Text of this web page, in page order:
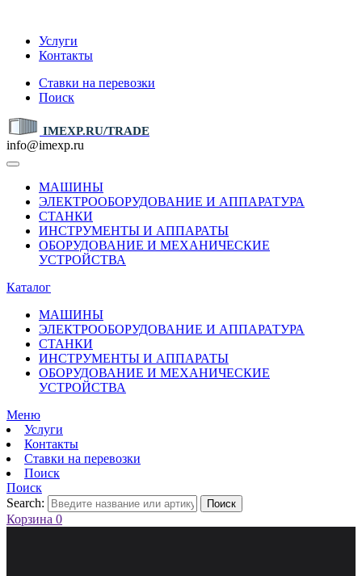
Услуги
Контакты
Ставки на перевозки
Поиск
IMEXP.RU/TRADE
info@imexp.ru
МАШИНЫ
ЭЛЕКТРООБОРУДОВАНИЕ И АППАРАТУРА
СТАНКИ
ИНСТРУМЕНТЫ И АППАРАТЫ
ОБОРУДОВАНИЕ И МЕХАНИЧЕСКИЕ
УСТРОЙСТВА
Каталог
МАШИНЫ
ЭЛЕКТРООБОРУДОВАНИЕ И АППАРАТУРА
СТАНКИ
ИНСТРУМЕНТЫ И АППАРАТЫ
ОБОРУДОВАНИЕ И МЕХАНИЧЕСКИЕ
УСТРОЙСТВА
Меню
Услуги
Контакты
Ставки на перевозки
Поиск
Поиск
Search:
Поиск
Корзина 0